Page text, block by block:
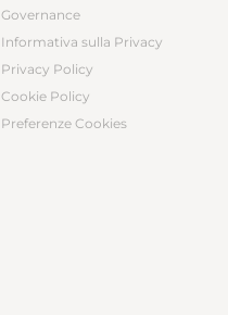
Governance
Informativa sulla Privacy
Privacy Policy
Cookie Policy
Preferenze Cookies